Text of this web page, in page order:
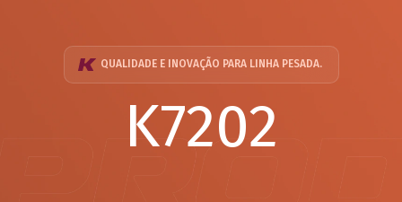
QUALIDADE E INOVAÇÃO PARA LINHA PESADA.
K7202